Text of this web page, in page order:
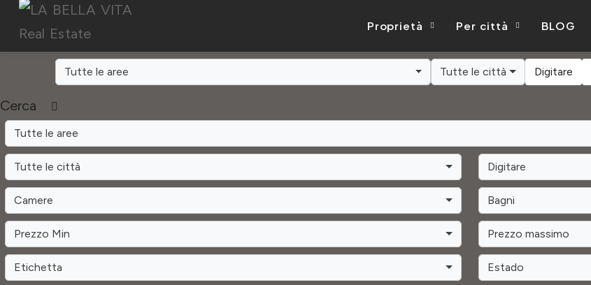
Proprietà Per città BLOG
Tutte le aree Tutte le città Digitare
Cerca
Tutte le aree
Tutte le città Digitare
Camere Bagni
Prezzo Min Prezzo massimo
Etichetta Estado